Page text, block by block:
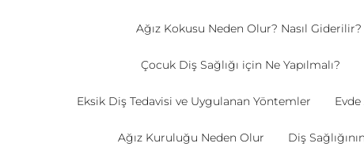
Ağız Kokusu Neden Olur? Nasıl Giderilir?
Çocuk Diş Sağlığı için Ne Yapılmalı?
Eksik Diş Tedavisi ve Uygulanan Yöntemler
Ağız Kuruluğu Neden Olur Diş